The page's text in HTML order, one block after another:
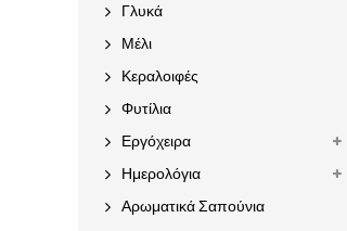
Γλυκά
Μέλι
Κεραλοιφές
Φυτίλια
Εργόχειρα
Ημερολόγια
Αρωματικά Σαπούνια